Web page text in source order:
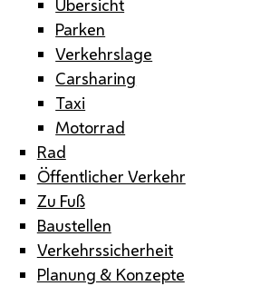
Parken
Verkehrslage
Carsharing
Taxi
Motorrad
Rad
Öffentlicher Verkehr
Zu Fuß
Baustellen
Verkehrssicherheit
Planung & Konzepte